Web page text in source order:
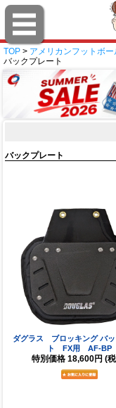
TOP > アメリカンフットボー
バックプレート
バックプレート
ダグラス ブロッキング バッ
ト FX用 AF-BP
特別価格 18,600円 (